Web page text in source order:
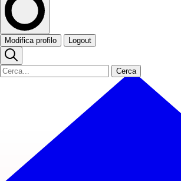
Modifica profilo Logout
Cerca